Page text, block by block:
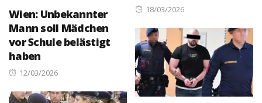
Posted
18/03/2026
Wien: Unbekannter
Mann soll Mädchen
vor Schule belästigt
haben
Posted
12/03/2026